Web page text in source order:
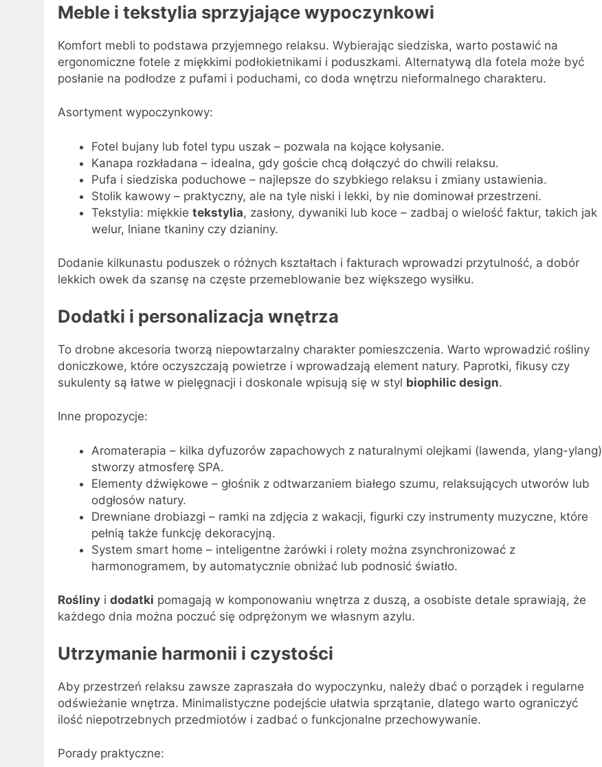
Meble i tekstylia sprzyjające wypoczynkowi
Komfort mebli to podstawa przyjemnego relaksu. Wybierając siedziska, warto postawić na
ergonomiczne fotele z miękkimi podłokietnikami i poduszkami. Alternatywą dla fotela może być
posłanie na podłodze z pufami i poduchami, co doda wnętrzu nieformalnego charakteru.
Asortyment wypoczynkowy:
Fotel bujany lub fotel typu uszak – pozwala na kojące kołysanie.
Kanapa rozkładana – idealna, gdy goście chcą dołączyć do chwili relaksu.
Pufa i siedziska poduchowe – najlepsze do szybkiego relaksu i zmiany ustawienia.
Stolik kawowy – praktyczny, ale na tyle niski i lekki, by nie dominował przestrzeni.
Tekstylia: miękkie tekstylia, zasłony, dywaniki lub koce – zadbaj o wielość faktur, takich jak
welur, lniane tkaniny czy dzianiny.
Dodanie kilkunastu poduszek o różnych kształtach i fakturach wprowadzi przytulność, a dobór
lekkich owek da szansę na częste przemeblowanie bez większego wysiłku.
Dodatki i personalizacja wnętrza
To drobne akcesoria tworzą niepowtarzalny charakter pomieszczenia. Warto wprowadzić rośliny
doniczkowe, które oczyszczają powietrze i wprowadzają element natury. Paprotki, fikusy czy
sukulenty są łatwe w pielęgnacji i doskonale wpisują się w styl biophilic design.
Inne propozycje:
Aromaterapia – kilka dyfuzorów zapachowych z naturalnymi olejkami (lawenda, ylang-ylang)
stworzy atmosferę SPA.
Elementy dźwiękowe – głośnik z odtwarzaniem białego szumu, relaksujących utworów lub
odgłosów natury.
Drewniane drobiazgi – ramki na zdjęcia z wakacji, figurki czy instrumenty muzyczne, które
pełnią także funkcję dekoracyjną.
System smart home – inteligentne żarówki i rolety można zsynchronizować z
harmonogramem, by automatycznie obniżać lub podnosić światło.
Rośliny i dodatki pomagają w komponowaniu wnętrza z duszą, a osobiste detale sprawiają, że
każdego dnia można poczuć się odprężonym we własnym azylu.
Utrzymanie harmonii i czystości
Aby przestrzeń relaksu zawsze zapraszała do wypoczynku, należy dbać o porządek i regularne
odświeżanie wnętrza. Minimalistyczne podejście ułatwia sprzątanie, dlatego warto ograniczyć
ilość niepotrzebnych przedmiotów i zadbać o funkcjonalne przechowywanie.
Porady praktyczne: